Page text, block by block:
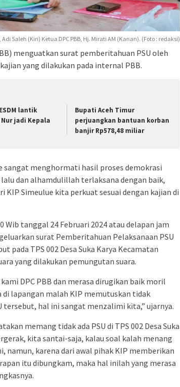
Adi Saleh (Kiri) Ketua DPC PBB, Hj. Mirati AM (Kanan). (Foto : redaksi)
menguatkan surat pemberitahuan PSU oleh
yang dilakukan pada internal PBB.
lantik
jadi Kepala
Bupati Aceh Timur
perjuangkan bantuan korban
banjir Rp578,48 miliar
sangat menghormati hasil proses demokrasi
lalu dan alhamdulillah terlaksana dengan baik,
KIP Simeulue kita perkuat sesuai dengan kajian di
Wib tanggal 24 Februari 2024 atau delapan jam
surat Pemberitahuan Pelaksanaan PSU
pada TPS 002 Desa Suka Karya Kecamatan
yang dilakukan pemungutan suara.
DPC PBB dan merasa dirugikan baik moril
lapangan malah KIP memutuskan tidak
tersebut, hal ini sangat menzalimi kita,” ujarnya.
memang tidak ada PSU di TPS 002 Desa Suka
kita santai-saja, kalau soal kalah menang
namun, karena dari awal pihak KIP memberikan
itu dibungkam, maka hal inilah yang merasa